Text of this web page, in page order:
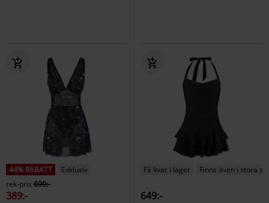
44% RABATT
Exklusiv
rek-pris 699:-
389:-
Få kvar i lager Finns även i stora
649:-